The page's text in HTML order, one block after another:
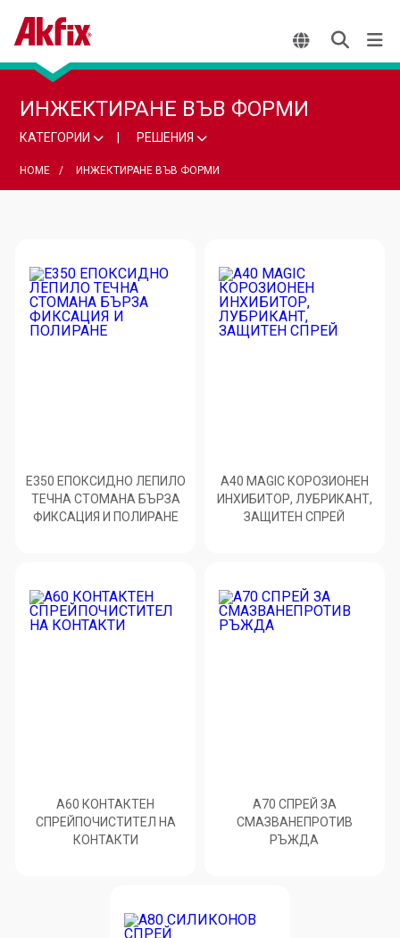
ИНЖЕКТИРАНЕ ВЪВ ФОРМИ
КАТЕГОРИИ РЕШЕНИЯ
HOME ИНЖЕКТИРАНЕ ВЪВ ФОРМИ
E350 ЕПОКСИДНО ЛЕПИЛО
ТЕЧНА СТОМАНА БЪРЗА
ФИКСАЦИЯ И ПОЛИРАНЕ
A40 MAGIC КОРОЗИОНЕН
ИНХИБИТОР, ЛУБРИКАНТ,
ЗАЩИТЕН СПРЕЙ
A60 КОНТАКТЕН
СПРЕЙПОЧИСТИТЕЛ НА
КОНТАКТИ
A70 СПРЕЙ ЗА
СМАЗВАНЕПРОТИВ
РЪЖДА